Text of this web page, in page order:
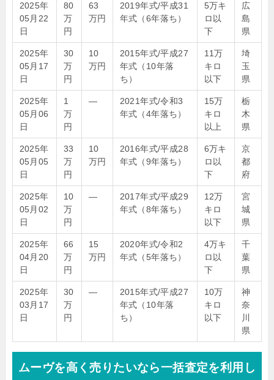
2025年
05月22
日
80
万
円
63
万円
2019年式/平成31
年式（6年落ち）
5万キ
ロ以
下
広
島
県
2025年
05月17
日
30
万
円
10
万円
2015年式/平成27
年式（10年落
ち）
11万
キロ
以下
埼
玉
県
2025年
05月06
日
1
万
円
—
2021年式/令和3
年式（4年落ち）
15万
キロ
以上
栃
木
県
2025年
05月05
日
33
万
円
10
万円
2016年式/平成28
年式（9年落ち）
6万キ
ロ以
下
京
都
府
2025年
05月02
日
10
万
円
—
2017年式/平成29
年式（8年落ち）
12万
キロ
以下
宮
城
県
2025年
04月20
日
66
万
円
15
万円
2020年式/令和2
年式（5年落ち）
4万キ
ロ以
下
千
葉
県
2025年
03月17
日
30
万
円
—
2015年式/平成27
年式（10年落
ち）
10万
キロ
以下
神
奈
川
県
ムーヴを高く売りたいなら一括査定を利用し